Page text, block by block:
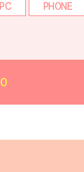
PC PHONE
0